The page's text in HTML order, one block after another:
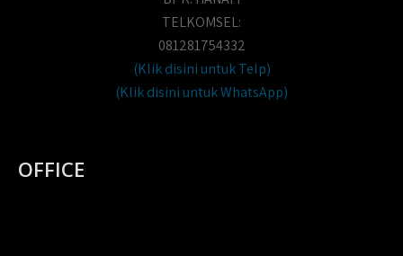
TELKOMSEL:
081281754332
(Klik disini untuk Telp)
(Klik disini untuk WhatsApp)
OFFICE